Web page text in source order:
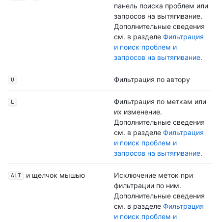
панель поиска проблем или
запросов на вытягивание.
Дополнительные сведения
см. в разделе Фильтрация
и поиск проблем и
запросов на вытягивание.
U Фильтрация по автору
L
Фильтрация по меткам или
их изменение.
Дополнительные сведения
см. в разделе Фильтрация
и поиск проблем и
запросов на вытягивание.
ALT и щелчок мышью
Исключение меток при
фильтрации по ним.
Дополнительные сведения
см. в разделе Фильтрация
и поиск проблем и